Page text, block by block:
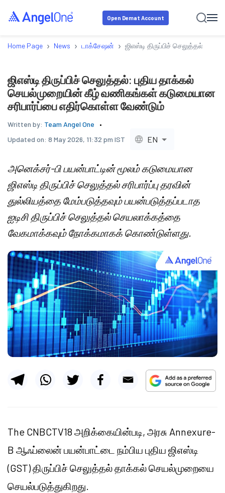
Open Demat Account
Home Page › News › டாக்சேஷன் › ஜிஎஸ்டி திருப்பிச் செலுத்தல்:
ஜிஎஸ்டி திருப்பிச் செலுத்தல்: புதிய தாக்கல்
செயல்முறையின் கீழ் வணிகங்கள் கடுமையான
சரிபார்ப்பை எதிர்கொள்ள வேண்டும்
Written by: Team Angel One
Updated on: 8 May 2026, 11:32 pm IST EN
அனெக்சர்-பி பயன்பாட்டின் மூலம் கடுமையான
ஜிஎஸ்டி திருப்பிச் செலுத்தல் சரிபார்ப்பு தரவின்
துல்லியத்தை மேம்படுத்தவும் பயன்படுத்தப்படாத
ஐடிசி திருப்பிச் செலுத்தல் செயலாக்கத்தை
வேகமாக்கவும் நோக்கமாகக் கொண்டுள்ளது.
The CNBCTV18 அறிக்கையின்படி, அரசு Annexure-
B ஆஃப்லைன் பயன்பாட்டை நம்பிய புதிய ஜிஎஸ்டி
(GST) திருப்பிச் செலுத்தல் தாக்கல் செயல்முறையை
செயல்படுத்துகிறது.